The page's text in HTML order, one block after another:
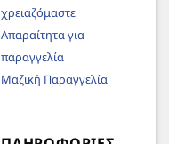
χρειαζόμαστε
Απαραίτητα για
παραγγελία
Μαζική Παραγγελία